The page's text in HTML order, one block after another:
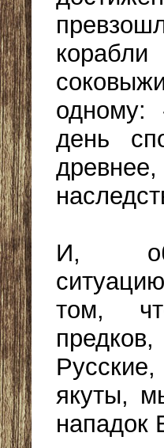
одному:
день
И,
том,
якуты,
нападок